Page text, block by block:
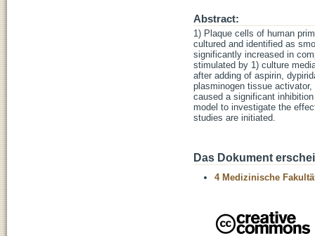
Abstract:
1) Plaque cells of human
cultured and identified as
significantly increased in
stimulated by 1) culture
after adding of aspirin,
plasminogen tissue
caused a significant
model to investigate the
studies are initiated.
Das Dokument
4 Medizinische